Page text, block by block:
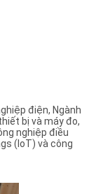
điện, Ngành
bị và máy đo,
nghiệp điều
(IoT) và công